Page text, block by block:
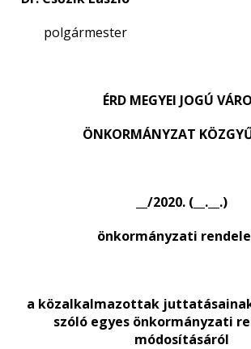
polgármester
ÉRD MEGYEI JOGÚ
ÖNKORMÁNYZAT
__/2020. (__.__.)
önkormányzati
a közalkalmazottak
szóló egyes önkormányzati
módosításáról